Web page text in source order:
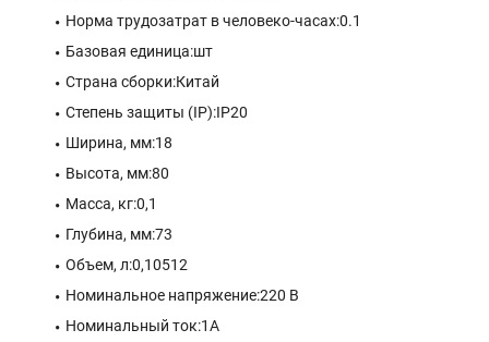
Норма трудозатрат в человеко-часах:0.1
Базовая единица:шт
Страна сборки:Китай
Степень защиты (IP):IP20
Ширина, мм:18
Высота, мм:80
Масса, кг:0,1
Глубина, мм:73
Объем, л:0,10512
Номинальное напряжение:220 В
Номинальный ток:1A